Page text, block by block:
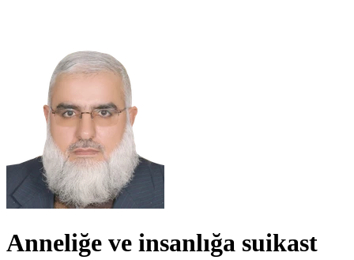
Anneliğe ve insanlığa suikast